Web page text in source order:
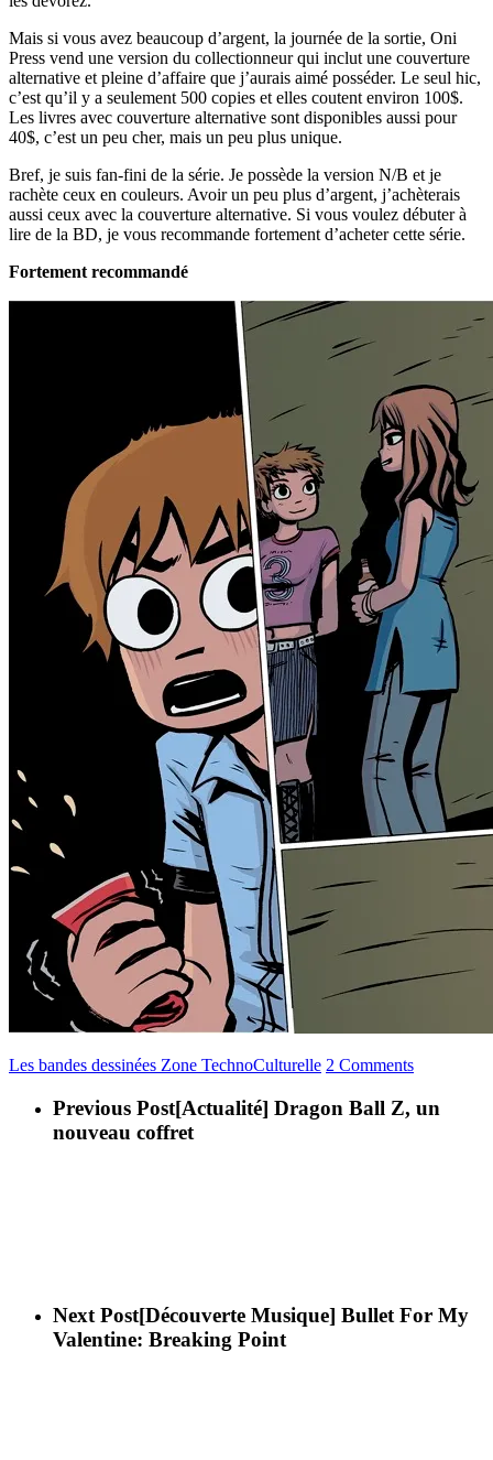
Mais si vous avez beaucoup d’argent, la journée de la sortie, Oni
Press vend une version du collectionneur qui inclut une couverture
alternative et pleine d’affaire que j’aurais aimé posséder. Le seul hic,
c’est qu’il y a seulement 500 copies et elles coutent environ 100$.
Les livres avec couverture alternative sont disponibles aussi pour
40$, c’est un peu cher, mais un peu plus unique.
Bref, je suis fan-fini de la série. Je possède la version N/B et je
rachète ceux en couleurs. Avoir un peu plus d’argent, j’achèterais
aussi ceux avec la couverture alternative. Si vous voulez débuter à
lire de la BD, je vous recommande fortement d’acheter cette série.
Fortement recommandé
Les bandes dessinées Zone TechnoCulturelle 2 Comments
Previous Post[Actualité] Dragon Ball Z, un
nouveau coffret
Next Post[Découverte Musique] Bullet For My
Valentine: Breaking Point